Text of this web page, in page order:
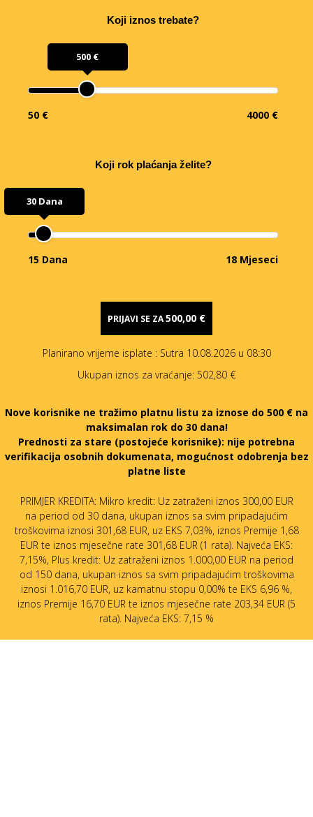
Koji iznos trebate?
500 €
50 € 4000 €
Koji rok plaćanja želite?
30 Dana
15 Dana 18 Mjeseci
PRIJAVI SE ZA500,00 €
Planirano vrijeme isplate : Sutra 10.08.2026 u 08:30
Ukupan iznos za vraćanje: 502,80 €
Nove korisnike ne tražimo platnu listu za iznose do 500 € na
maksimalan rok do 30 dana!
Prednosti za stare (postojeće korisnike): nije potrebna
verifikacija osobnih dokumenata, mogućnost odobrenja bez
platne liste
PRIMJER KREDITA: Mikro kredit: Uz zatraženi iznos 300,00 EUR
na period od 30 dana, ukupan iznos sa svim pripadajućim
troškovima iznosi 301,68 EUR, uz EKS 7,03%, iznos Premije 1,68
EUR te iznos mjesečne rate 301,68 EUR (1 rata). Najveća EKS:
7,15%, Plus kredit: Uz zatraženi iznos 1.000,00 EUR na period
od 150 dana, ukupan iznos sa svim pripadajućim troškovima
iznosi 1.016,70 EUR, uz kamatnu stopu 0,00% te EKS 6,96 %,
iznos Premije 16,70 EUR te iznos mjesečne rate 203,34 EUR (5
rata). Najveća EKS: 7,15 %